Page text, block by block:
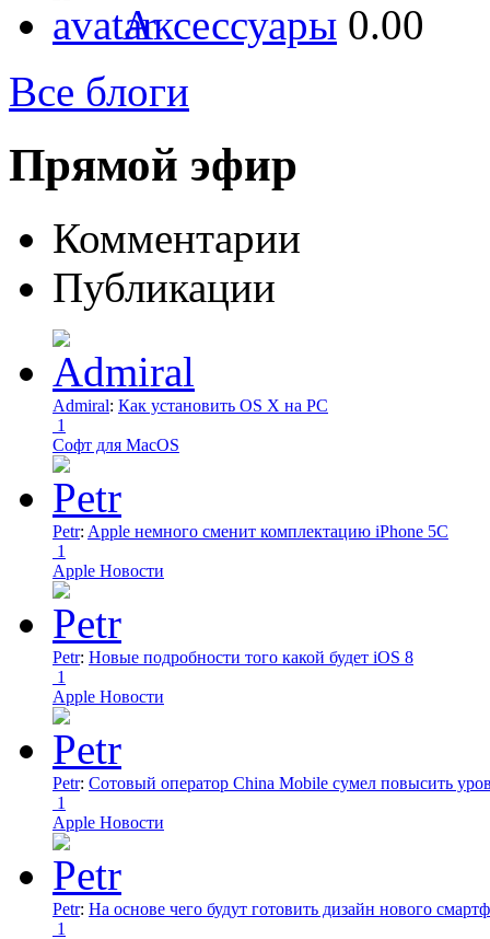
Аксессуары 0.00
Все блоги
Прямой эфир
Комментарии
Публикации
Admiral: Как установить OS X на PC
1
Софт для MacOS
Petr: Apple немного сменит комплектацию iPhone 5C
1
Apple Новости
Petr: Новые подробности того какой будет iOS 8
1
Apple Новости
Petr: Сотовый оператор China Mobile сумел повысить
1
Apple Новости
Petr: На основе чего будут готовить дизайн нового
1